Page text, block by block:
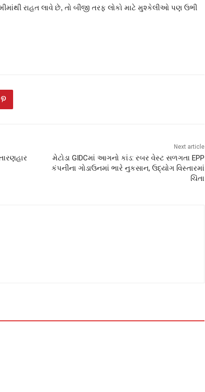
રાહત લાવે છે, તો બીજી તરફ લોકો માટે મુશ્કેલીઓ પણ ઉભી
Next article
મેટોડા GIDCમાં આગનો કાંડ: રબર વેસ્ટ સળગતા EPP
કંપનીના ગોડાઉનમાં ભારે નુકસાન, ઉદ્યોગ વિસ્તારમાં
ચિંતા